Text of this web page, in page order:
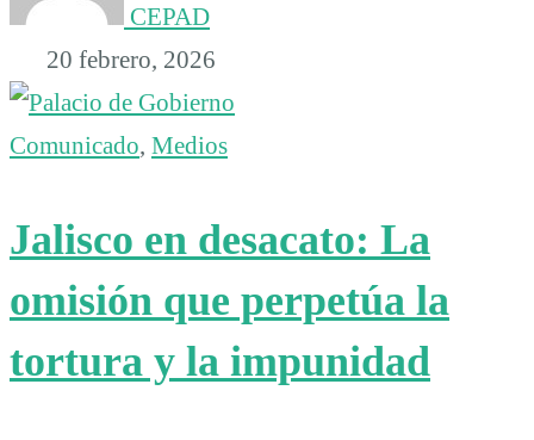
CEPAD
20 febrero, 2026
Comunicado, Medios
Jalisco en desacato: La
omisión que perpetúa la
tortura y la impunidad